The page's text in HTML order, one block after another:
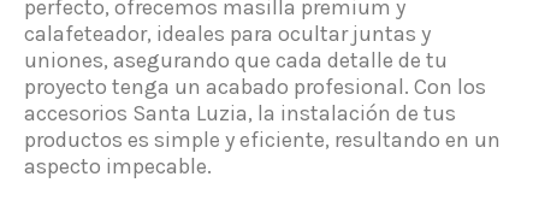
perfecto, ofrecemos masilla premium y
calafeteador, ideales para ocultar juntas y
uniones, asegurando que cada detalle de tu
proyecto tenga un acabado profesional. Con los
accesorios Santa Luzia, la instalación de tus
productos es simple y eficiente, resultando en un
aspecto impecable.